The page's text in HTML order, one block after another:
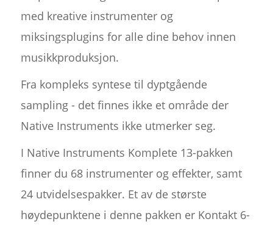
med kreative instrumenter og
miksingsplugins for alle dine behov innen
musikkproduksjon.
Fra kompleks syntese til dyptgående
sampling - det finnes ikke et område der
Native Instruments ikke utmerker seg.
I Native Instruments Komplete 13-pakken
finner du 68 instrumenter og effekter, samt
24 utvidelsespakker. Et av de største
høydepunktene i denne pakken er Kontakt 6-